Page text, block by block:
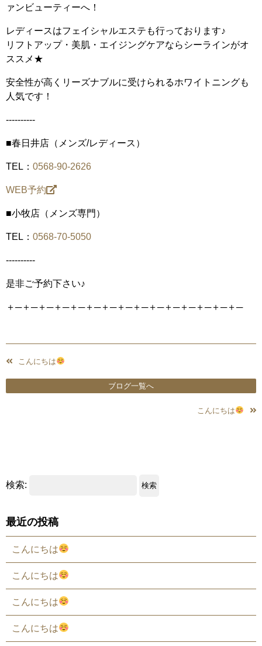
ァンビューティーへ！
レディースはフェイシャルエステも行っております♪
リフトアップ・美肌・エイジングケアならシーラインがオ
ススメ★
安全性が高くリーズナブルに受けられるホワイトニングも
人気です！
----------
■春日井店（メンズ/レディース）
TEL： 0568-90-2626
WEB予約
■小牧店（メンズ専門）
TEL： 0568-70-5050
----------
是非ご予約下さい♪
＋─＋─＋─＋─＋─＋─＋─＋─＋─＋─＋─＋─＋─＋─＋─
こんにちは
ブログ一覧へ
こんにちは
検索:
最近の投稿
こんにちは
こんにちは
こんにちは
こんにちは